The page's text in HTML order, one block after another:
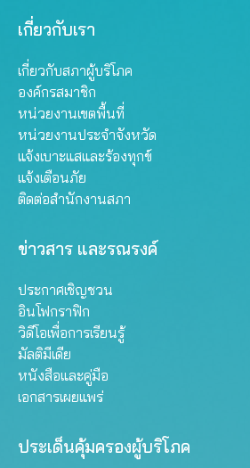
เกี่ยวกับเรา
เกี่ยวกับสภาผู้บริโภค
องค์กรสมาชิก
หน่วยงานเขตพื้นที่
หน่วยงานประจำจังหวัด
แจ้งเบาะแสและร้องทุกข์
แจ้งเตือนภัย
ติดต่อสำนักงานสภา
ข่าวสาร และรณรงค์
ประกาศเชิญชวน
อินโฟกราฟิก
วิดีโอเพื่อการเรียนรู้
มัลติมีเดีย
หนังสือและคู่มือ
เอกสารเผยแพร่
ประเด็นคุ้มครองผู้บริโภค